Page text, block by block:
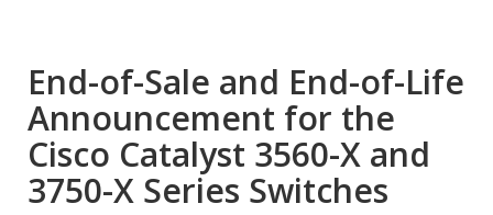
End-of-Sale and End-of-Life
Announcement for the
Cisco Catalyst 3560-X and
3750-X Series Switches